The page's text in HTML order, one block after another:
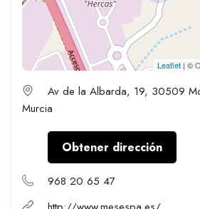
Leaflet | ©
Av de la Albarda, 19, 30509
Murcia
Obtener dirección
968 20 65 47